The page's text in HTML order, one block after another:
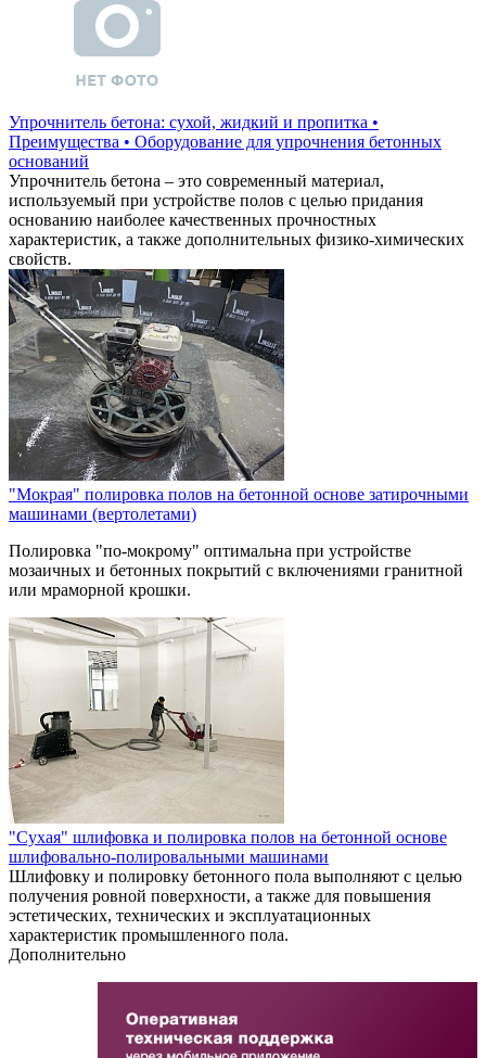
Упрочнитель бетона: сухой, жидкий и пропитка •
Преимущества • Оборудование для упрочнения бетонных
оснований
Упрочнитель бетона – это современный материал,
используемый при устройстве полов с целью придания
основанию наиболее качественных прочностных
характеристик, а также дополнительных физико-химических
свойств.
"Мокрая" полировка полов на бетонной основе затирочными
машинами (вертолетами)
Полировка "по-мокрому" оптимальна при устройстве
мозаичных и бетонных покрытий с включениями гранитной
или мраморной крошки.
"Сухая" шлифовка и полировка полов на бетонной основе
шлифовально-полировальными машинами
Шлифовку и полировку бетонного пола выполняют с целью
получения ровной поверхности, а также для повышения
эстетических, технических и эксплуатационных
характеристик промышленного пола.
Дополнительно